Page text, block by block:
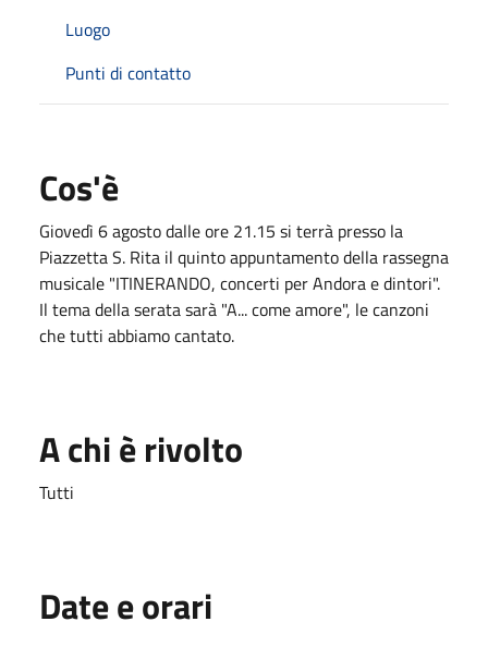
Luogo
Punti di contatto
Cos'è
Giovedì 6 agosto dalle ore 21.15 si terrà presso la
Piazzetta S. Rita il quinto appuntamento della rassegna
musicale "ITINERANDO, concerti per Andora e dintori".
Il tema della serata sarà "A... come amore", le canzoni
che tutti abbiamo cantato.
A chi è rivolto
Tutti
Date e orari